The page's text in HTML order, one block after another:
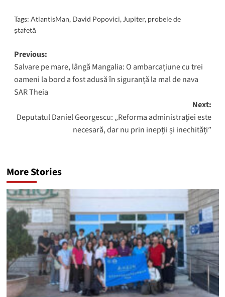
Tags: AtlantisMan, David Popovici, Jupiter, probele de
ștafetă
Post
navigation
Previous:
Salvare pe mare, lângă Mangalia: O ambarcațiune cu trei
oameni la bord a fost adusă în siguranță la mal de nava
SAR Theia
Next:
Deputatul Daniel Georgescu: „Reforma administrației este
necesară, dar nu prin inepții și inechități”
More Stories